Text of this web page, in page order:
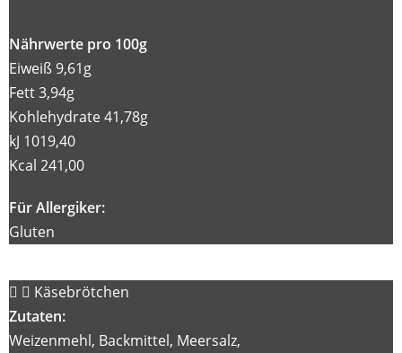
Nährwerte pro 100g
Eiweiß 9,61g
Fett 3,94g
Kohlehydrate 41,78g
kJ 1019,40
Kcal 241,00
Für Allergiker:
Gluten
Käsebrötchen
Zutaten:
Weizenmehl, Backmittel, Meersalz,